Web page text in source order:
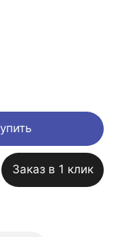
Заказ в 1 клик